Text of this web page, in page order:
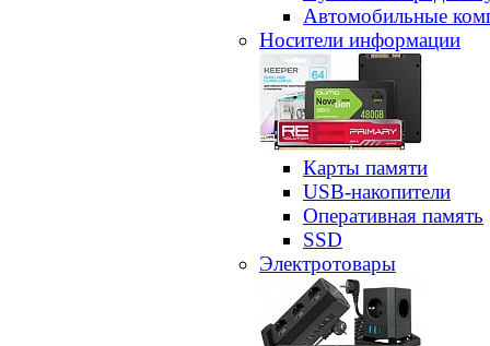
Автомобильные
Носители информации
Карты памяти
USB-накопители
Оперативная память
SSD
Электротовары